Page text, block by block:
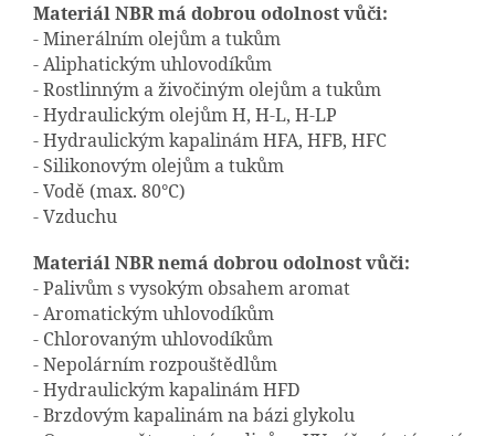
Materiál NBR má dobrou odolnost vůči:
- Minerálním olejům a tukům
- Aliphatickým uhlovodíkům
- Rostlinným a živočiným olejům a tukům
- Hydraulickým olejům H, H-L, H-LP
- Hydraulickým kapalinám HFA, HFB, HFC
- Silikonovým olejům a tukům
- Vodě (max. 80°C)
- Vzduchu
Materiál NBR nemá dobrou odolnost vůči:
- Palivům s vysokým obsahem aromat
- Aromatickým uhlovodíkům
- Chlorovaným uhlovodíkům
- Nepolárním rozpouštědlům
- Hydraulickým kapalinám HFD
- Brzdovým kapalinám na bázi glykolu